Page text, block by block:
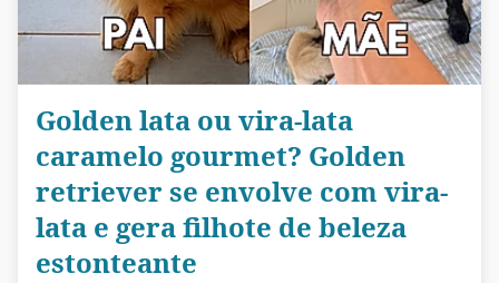
Golden lata ou vira-lata
caramelo gourmet? Golden
retriever se envolve com vira-
lata e gera filhote de beleza
estonteante